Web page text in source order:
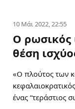
10 Μάι 2022, 22:55
Ο ρωσικός
θέση
«Ο πλούτος των
ένας “τεράστιος